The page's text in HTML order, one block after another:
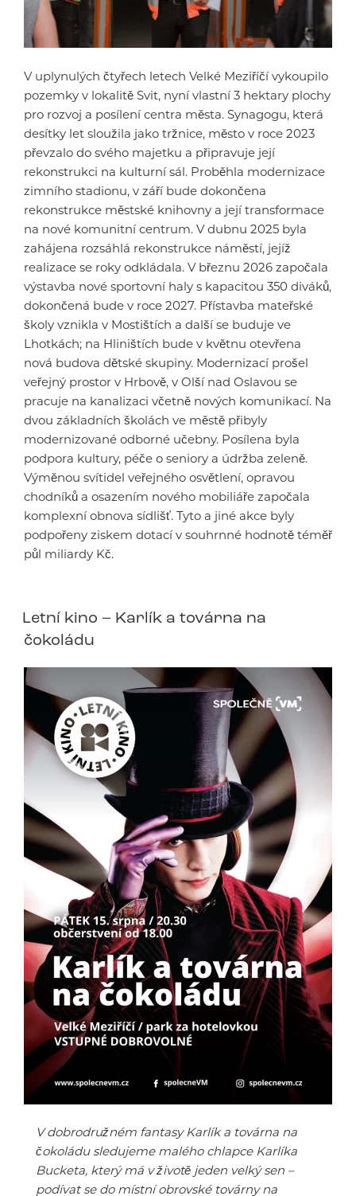
V uplynulých čtyřech letech Velké Meziříčí vykoupilo
pozemky v lokalitě Svit, nyní vlastní 3 hektary plochy
pro rozvoj a posílení centra města. Synagogu, která
desítky let sloužila jako tržnice, město v roce 2023
převzalo do svého majetku a připravuje její
rekonstrukci na kulturní sál. Proběhla modernizace
zimního stadionu, v září bude dokončena
rekonstrukce městské knihovny a její transformace
na nové komunitní centrum. V dubnu 2025 byla
zahájena rozsáhlá rekonstrukce náměstí, jejíž
realizace se roky odkládala. V březnu 2026 započala
výstavba nové sportovní haly s kapacitou 350 diváků,
dokončená bude v roce 2027. Přístavba mateřské
školy vznikla v Mostištích a další se buduje ve
Lhotkách; na Hliništích bude v květnu otevřena
nová budova dětské skupiny. Modernizací prošel
veřejný prostor v Hrbově, v Olší nad Oslavou se
pracuje na kanalizaci včetně nových komunikací. Na
dvou základních školách ve městě přibyly
modernizované odborné učebny. Posílena byla
podpora kultury, péče o seniory a údržba zeleně.
Výměnou svítidel veřejného osvětlení, opravou
chodníků a osazením nového mobiliáře započala
komplexní obnova sídlišť. Tyto a jiné akce byly
podpořeny ziskem dotací v souhrnné hodnotě téměř
půl miliardy Kč.
Letní kino – Karlík a továrna na
čokoládu
V dobrodružném fantasy Karlík a továrna na
čokoládu sledujeme malého chlapce Karlíka
Bucketa, který má v životě jeden velký sen –
podívat se do místní obrovské továrny na